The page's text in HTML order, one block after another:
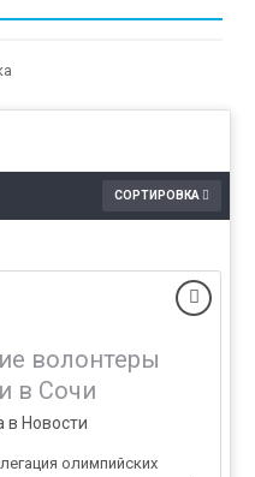
СОРТИРОВКА
волонтеры
в Сочи
в Новости
олимпийских